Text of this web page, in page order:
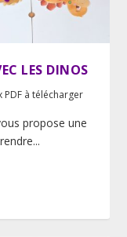
LES DINOS
PDF à télécharger
propose une